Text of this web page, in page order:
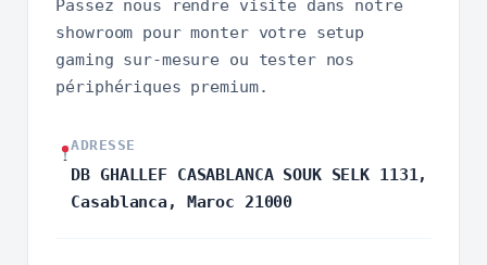
Passez nous rendre visite dans notre
showroom pour monter votre setup
gaming sur-mesure ou tester nos
périphériques premium.
ADRESSE
DB GHALLEF CASABLANCA SOUK SELK 1131,
Casablanca, Maroc 21000